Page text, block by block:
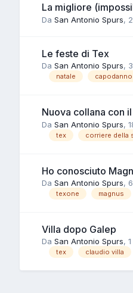
La migliore
Da San Antonio Spurs,
Le feste di Tex
Da San Antonio Spurs,
natale capodanno
Nuova collana con
Da San Antonio Spurs,
tex corriere della
Ho conosciuto
Da San Antonio Spurs,
texone magnus
Villa dopo Galep
Da San Antonio Spurs,
tex claudio villa